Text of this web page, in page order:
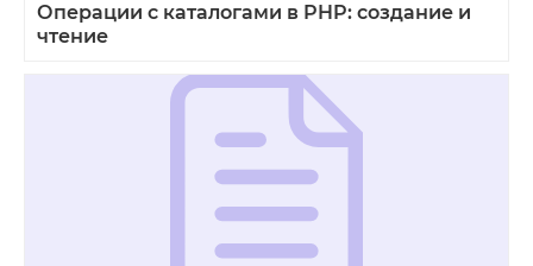
Операции с каталогами в PHP: создание и
чтение